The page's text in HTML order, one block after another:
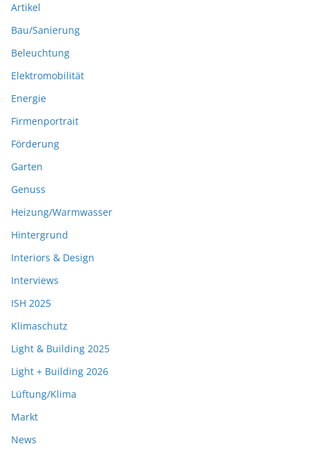
Artikel
Bau/Sanierung
Beleuchtung
Elektromobilität
Energie
Firmenportrait
Förderung
Garten
Genuss
Heizung/Warmwasser
Hintergrund
Interiors & Design
Interviews
ISH 2025
Klimaschutz
Light & Building 2025
Light + Building 2026
Lüftung/Klima
Markt
News